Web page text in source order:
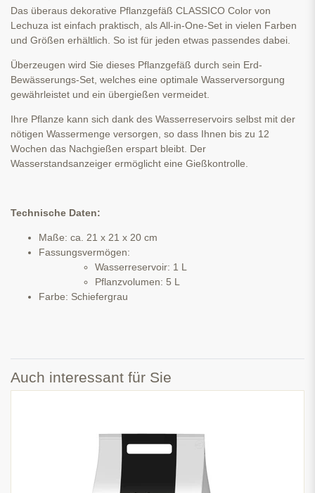
Das überaus dekorative Pflanzgefäß CLASSICO Color von
Lechuza ist einfach praktisch, als All-in-One-Set in vielen Farben
und Größen erhältlich. So ist für jeden etwas passendes dabei.
Überzeugen wird Sie dieses Pflanzgefäß durch sein Erd-
Bewässerungs-Set, welches eine optimale Wasserversorgung
gewährleistet und ein übergießen vermeidet.
Ihre Pflanze kann sich dank des Wasserreservoirs selbst mit der
nötigen Wassermenge versorgen, so dass Ihnen bis zu 12
Wochen das Nachgießen erspart bleibt. Der
Wasserstandsanzeiger ermöglicht eine Gießkontrolle.
Technische Daten:
Maße: ca. 21 x 21 x 20 cm
Fassungsvermögen:
Wasserreservoir: 1 L
Pflanzvolumen: 5 L
Farbe: Schiefergrau
Auch interessant für Sie